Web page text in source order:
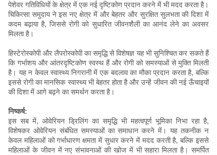
पेशेवर गतिविधियों के क्षेत्र में एक नई दृष्टिकोण प्रदान करने में भी मदद करता है।
चिकित्सा समुदाय ने इस नए क्षेत्र में और बेहतर और सुरक्षित सुलभता की दिशा में
कदम बढ़ाया है, जिससे रोगी को सुधारित जीवनशैली का आनंद लेने का अवसर
मिलता है।
हिस्टेरोस्कोपी और लैपरोस्कोपी का समृद्धि से विशेषज्ञ यह भी सुनिश्चित कर सकते हैं
कि गर्भाशय और आंतरदृष्टिकोण स्वस्थ हैं और रोगी को समस्याओं से मुक्ति मिलती
है। यह न केवल स्वास्थ्य निगरानी में एक बदलाव का मौका प्रदान करता है, बल्कि
इससे रोगी का मानसिक स्वास्थ्य भी बेहतर होता है और उन्हें जीवन की नई ऊँचाइयों
की दिशा में आगे बढ़ने का समर्थन करता है।
निष्कर्ष:
इस सब में, ओवेरियन ड्रिलिंग का समृद्धि भी महत्वपूर्ण भूमिका निभा रहा है,
विशेषकर ओवेरियन संबंधित समस्याओं का समाधान करने में। यह तकनीक न
केवल महिलाओं को गर्भाधारण क्षमता में सुधार करने में मदद करती है, बल्कि इससे
महिलाओं के जीवन में नए संभावनाओं की खोज में भी सहारा मिलता है। समर्पित